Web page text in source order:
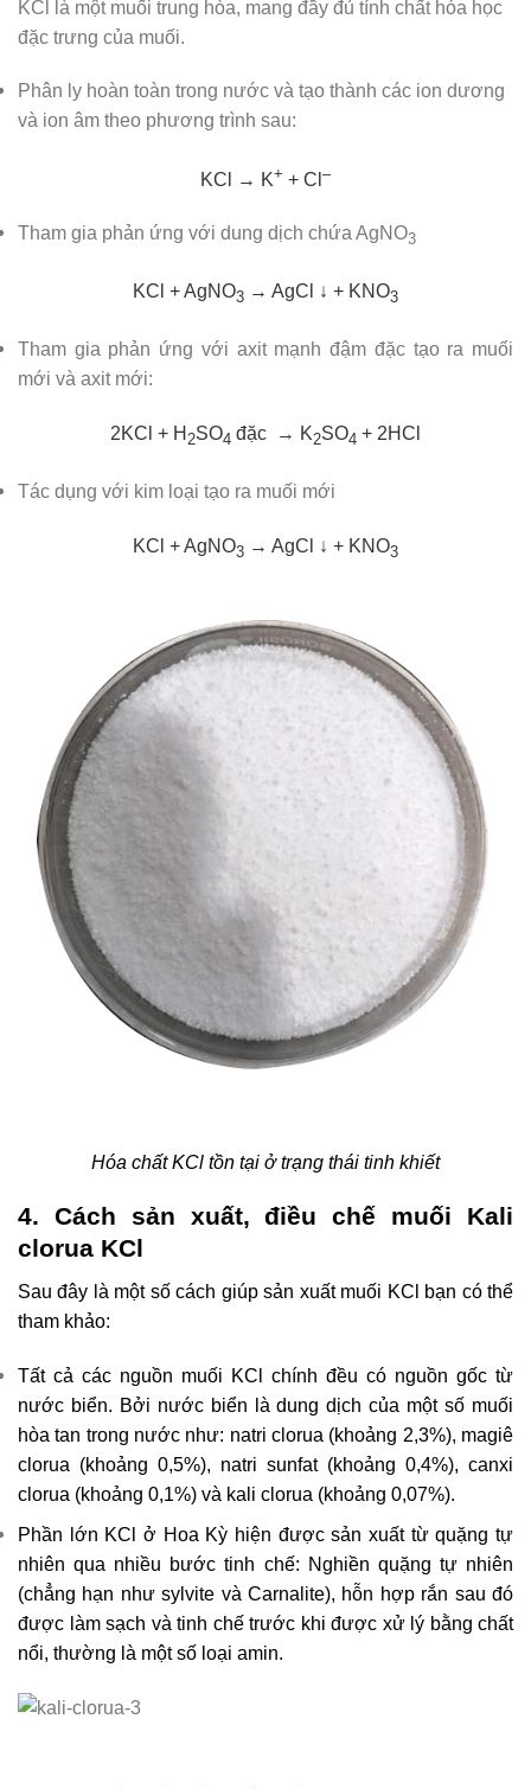
KCl là một muối trung hòa, mang đầy đủ tính chất hóa học
đặc trưng của muối.
Phân ly hoàn toàn trong nước và tạo thành các ion dương
và ion âm theo phương trình sau:
KCl → K+ + Cl –
Tham gia phản ứng với dung dịch chứa AgNO3
KCl + AgNO3 → AgCl ↓ + KNO3
Tham gia phản ứng với axit mạnh đậm đặc tạo ra muối
mới và axit mới:
2KCl + H 2SO4 đặc → K2SO4 + 2HCl
Tác dụng với kim loại tạo ra muối mới
KCl + AgNO3 → AgCl ↓ + KNO3
Hóa chất KCl tồn tại ở trạng thái tinh khiết
4. Cách sản xuất, điều chế muối Kali
clorua KCl
Sau đây là một số cách giúp sản xuất muối KCl bạn có thể
tham khảo:
Tất cả các nguồn muối KCl chính đều có nguồn gốc từ
nước biển. Bởi nước biển là dung dịch của một số muối
hòa tan trong nước như: natri clorua (khoảng 2,3%), magiê
clorua (khoảng 0,5%), natri sunfat (khoảng 0,4%), canxi
clorua (khoảng 0,1%) và kali clorua (khoảng 0,07%).
Phần lớn KCl ở Hoa Kỳ hiện được sản xuất từ quặng tự
nhiên qua nhiều bước tinh chế: Nghiền quặng tự nhiên
(chẳng hạn như sylvite và Carnalite), hỗn hợp rắn sau đó
được làm sạch và tinh chế trước khi được xử lý bằng chất
nổi, thường là một số loại amin.